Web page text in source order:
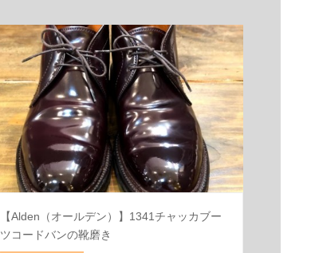
【Alden（オールデン）】1341チャッカブー
ツコードバンの靴磨き